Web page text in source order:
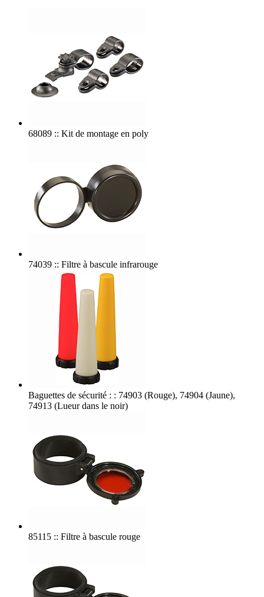
68089 :: Kit de montage en poly
74039 :: Filtre à bascule infrarouge
Baguettes de sécurité : : 74903 (Rouge), 74904 (Jaune),
74913 (Lueur dans le noir)
85115 :: Filtre à bascule rouge